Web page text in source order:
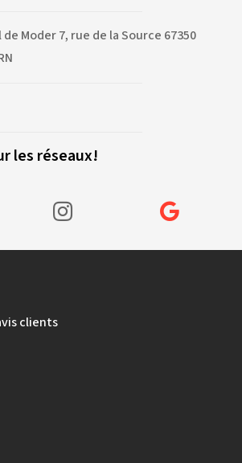
de Moder 7, rue de la Source 67350
les réseaux!
clients